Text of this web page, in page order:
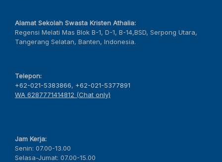
Alamat Sekolah Swasta Kristen Athalia:
Regensi Melati Mas Blok B-1, D-1, B-14,BSD, Serpong Utara,
Tangerang Selatan, Banten, Indonesia.
Telepon:
+62-021-5383866, +62-021-5377891
WA 6287771414812 (Chat only)
Jam Kerja:
Senin: 07.00-13.00
Selasa-Jumat: 07.00-15.00